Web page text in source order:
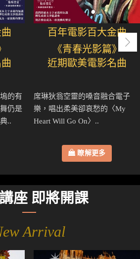
的有
仍是
..
百年電影百大金曲
《青春光影篇》
近期歐美電影名曲
席琳狄翁空靈的嗓音融合電子
樂，唱出柔美卻哀愁的〈My
Heart Will Go On〉..
瞭解更多
座 即將開課
Arrival